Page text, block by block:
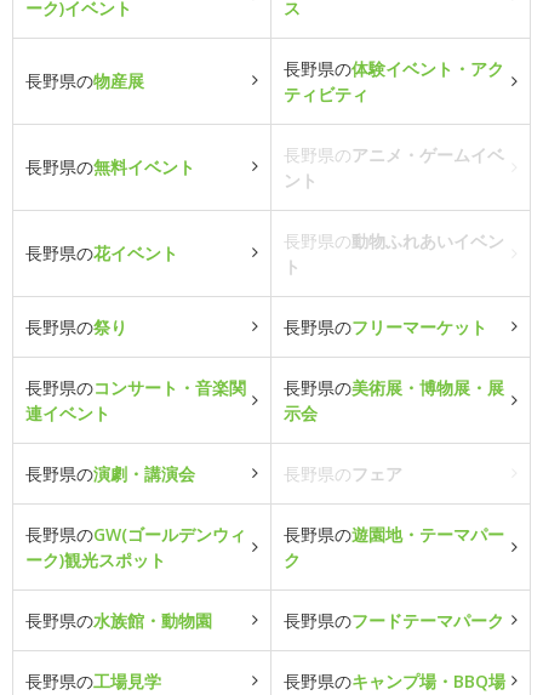
ーク)イベント
ス
長野県の物産展
長野県の体験イベント・アク
ティビティ
長野県の無料イベント
長野県のアニメ・ゲームイベ
ント
長野県の花イベント
長野県の動物ふれあいイベン
ト
長野県の祭り 長野県のフリーマーケット
長野県のコンサート・音楽関
連イベント
長野県の美術展・博物展・展
示会
長野県の演劇・講演会 長野県のフェア
長野県のGW(ゴールデンウィ
ーク)観光スポット
長野県の遊園地・テーマパー
ク
長野県の水族館・動物園 長野県のフードテーマパーク
長野県の工場見学 長野県のキャンプ場・BBQ場